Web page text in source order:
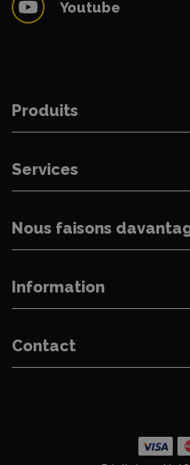
Youtube
Produits
Services
Nous faisons
Information
Contact